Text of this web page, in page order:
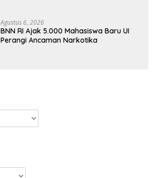
Agustus 6, 2026
BNN RI Ajak 5.000 Mahasiswa Baru UI
Perangi Ancaman Narkotika